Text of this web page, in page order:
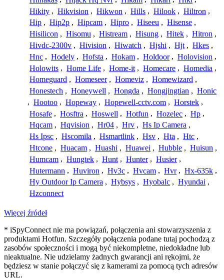
Hikity , Hikvision , Hikwon , Hills , Hilook , Hiltron ,
Hip , Hip2p , Hipcam , Hipro , Hiseeu , Hisense ,
Hisilicon , Hisomu , Histream , Hisung , Hitek , Hitron ,
Hivdc-2300v , Hivision , Hiwatch , Hjshi , Hjt , Hkes ,
Hnc , Hodely , Hofsta , Hokam , Holdoor , Holovision ,
Holowits , Home Life , Home-it , Homecare , Homedia ,
Homeguard , Homeseer , Homeviz , Homewizard ,
Honestech , Honeywell , Hongda , Hongjingtian , Honic
, Hootoo , Hopeway , Hopewell-cctv.com , Horstek ,
Hosafe , Hosftra , Hoswell , Hotfun , Hozelec , Hp ,
Hqcam , Hqvision , Hr04 , Hrv , Hs Ip Camera ,
Hs Ipsc , Hscomila , Hsmartlink , Hsv , Hta , Htc ,
Htcone , Huacam , Huashi , Huawei , Hubble , Huisun ,
Humcam , Hungtek , Hunt , Hunter , Husier ,
Hutermann , Huviron , Hv3c , Hvcam , Hvr , Hx-635k ,
Hy Outdoor Ip Camera , Hybsys , Hyobalc , Hyundai ,
Hzconnect
Więcej źródeł
* iSpyConnect nie ma powiązań, połączenia ani stowarzyszenia z
produktami Hotfun. Szczegóły połączenia podane tutaj pochodzą z
zasobów społeczności i mogą być niekompletne, niedokładne lub
nieaktualne. Nie udzielamy żadnych gwarancji ani rękojmi, że
będziesz w stanie połączyć się z kamerami za pomocą tych adresów
URL.